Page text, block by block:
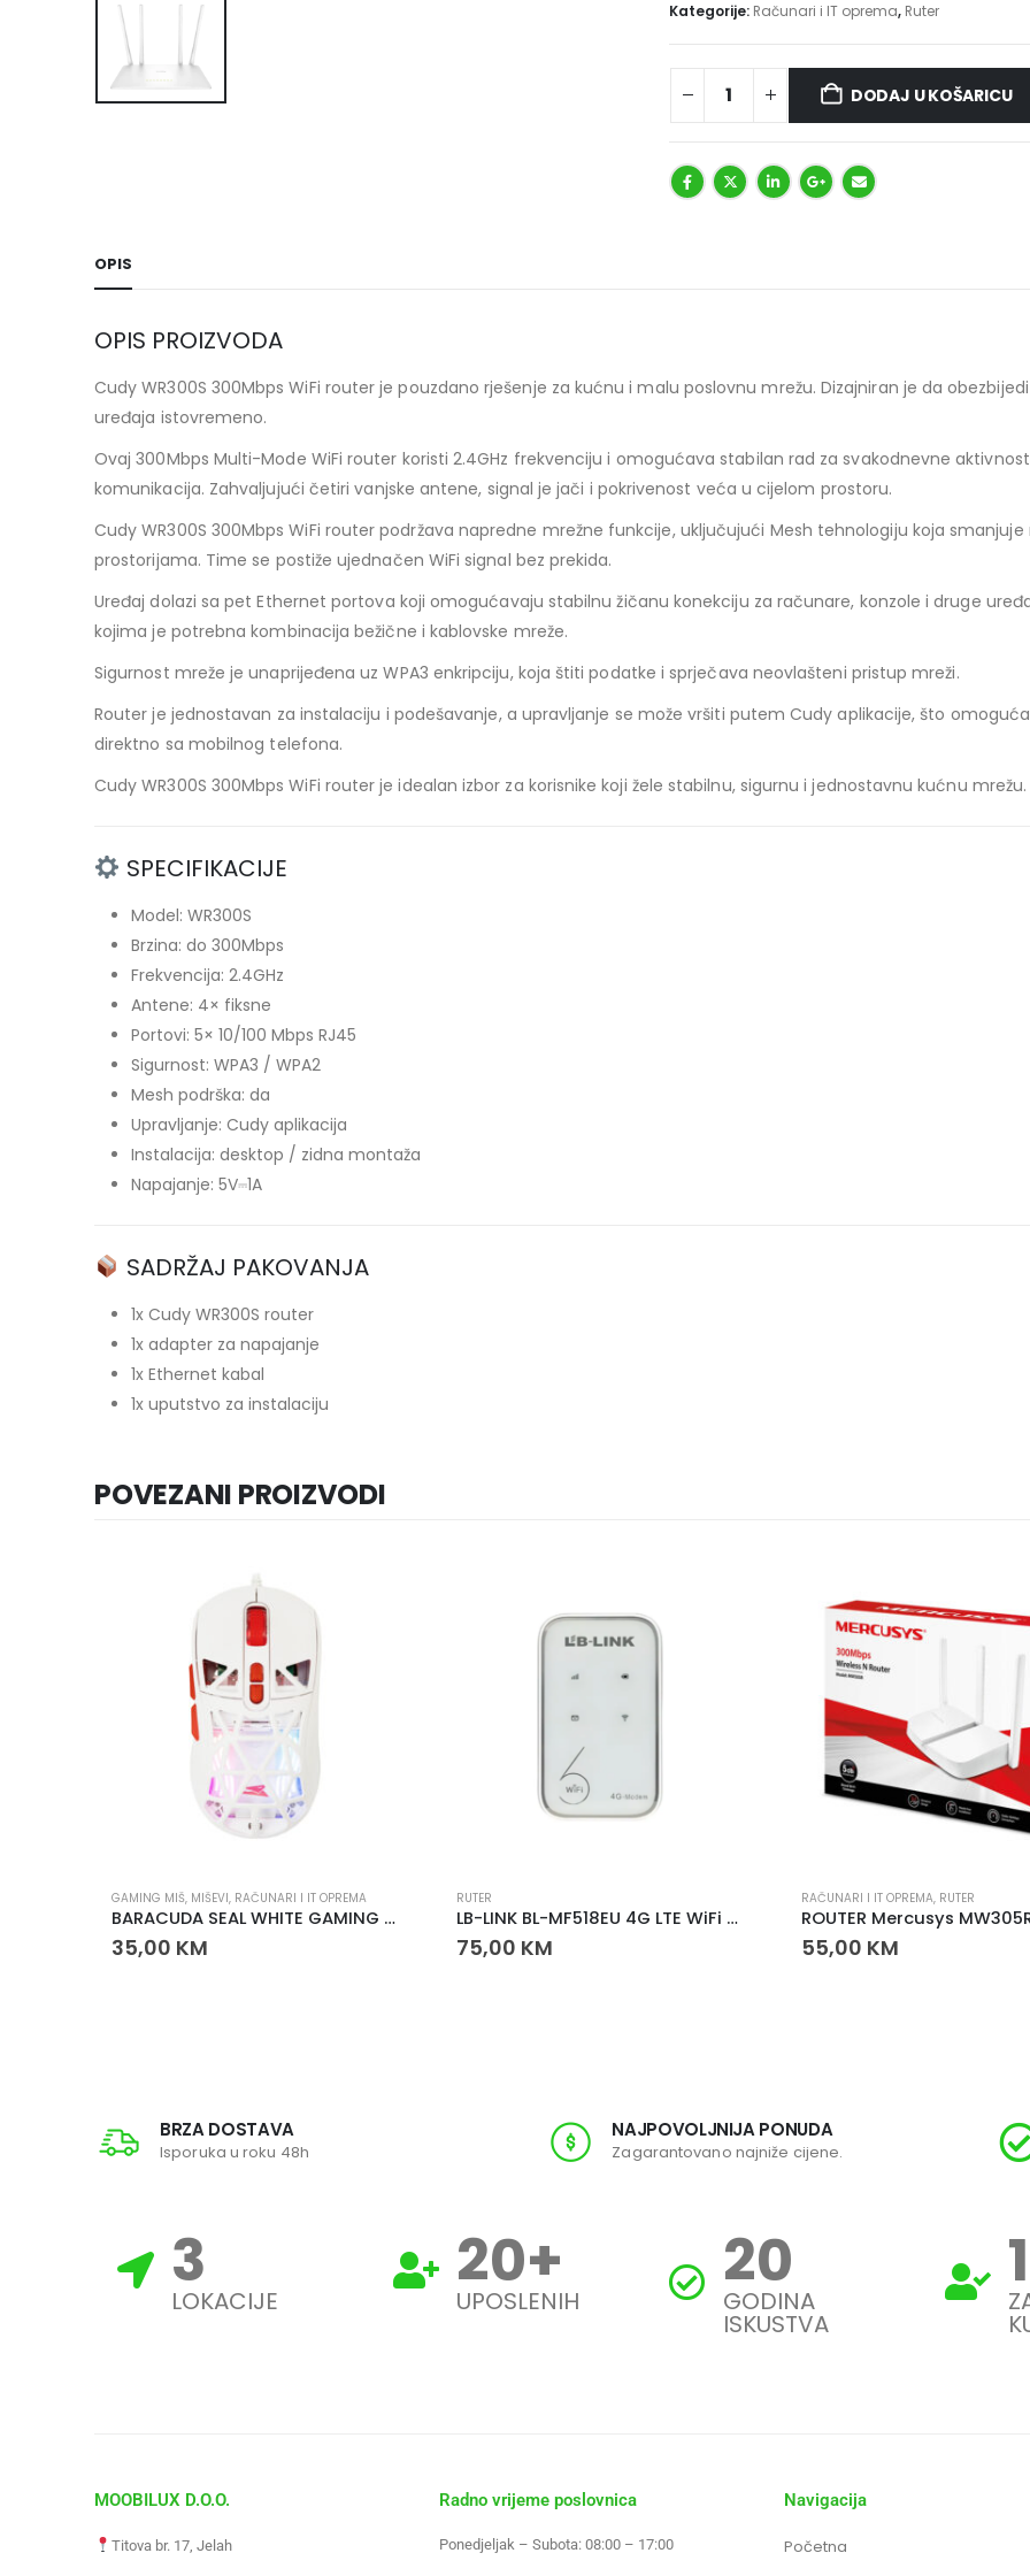
Kategorije: Računari i IT oprema, Ruter
DODAJ U KOŠARICU
OPIS
OPIS PROIZVODA
Cudy WR300S 300Mbps WiFi router je pouzdano rješenje za kućnu i malu poslovnu mrežu. Dizajniran je da
uređaja istovremeno.
Ovaj 300Mbps Multi-Mode WiFi router koristi 2.4GHz frekvenciju i omogućava stabilan rad za svakodnevne
komunikacija. Zahvaljujući četiri vanjske antene, signal je jači i pokrivenost veća u cijelom prostoru.
Cudy WR300S 300Mbps WiFi router podržava napredne mrežne funkcije, uključujući Mesh tehnologiju koja
prostorijama. Time se postiže ujednačen WiFi signal bez prekida.
Uređaj dolazi sa pet Ethernet portova koji omogućavaju stabilnu žičanu konekciju za računare, konzole i druge
kojima je potrebna kombinacija bežične i kablovske mreže.
Sigurnost mreže je unaprijeđena uz WPA3 enkripciju, koja štiti podatke i sprječava neovlašteni pristup mreži.
Router je jednostavan za instalaciju i podešavanje, a upravljanje se može vršiti putem Cudy aplikacije, što
direktno sa mobilnog telefona.
Cudy WR300S 300Mbps WiFi router je idealan izbor za korisnike koji žele stabilnu, sigurnu i jednostavnu kućnu mrežu.
SPECIFIKACIJE
Model: WR300S
Brzina: do 300Mbps
Frekvencija: 2.4GHz
Antene: 4× fiksne
Portovi: 5× 10/100 Mbps RJ45
Sigurnost: WPA3 / WPA2
Mesh podrška: da
Upravljanje: Cudy aplikacija
Instalacija: desktop / zidna montaža
Napajanje: 5V⎓1A
SADRŽAJ PAKOVANJA
1x Cudy WR300S router
1x adapter za napajanje
1x Ethernet kabal
1x uputstvo za instalaciju
POVEZANI PROIZVODI
RUTER
LB-LINK BL-MF518EU 4G LTE WiFi 6 MiFi Ruter 150Mbps
75,00 KM
RAČUNARI I IT OPREMA
ROUTER Mercusys MW305R 300Mbps
55,00 KM
MONITORI, RAČUNARI I IT OPREMA
175,00KM
BRZA DOSTAVA
Isporuka u roku 48h
NAJPOVOLJNIJA PONUDA
Zagarantovano najniže cijene.
3
LOKACIJE 20+
UPOSLENIH 20
GODINA
ISKUSTVA
MOOBILUX D.O.O.
Titova br. 17, Jelah
Radno vrijeme poslovnica
Ponedjeljak – Subota: 08:00 – 17:00
Navigacija
Početna